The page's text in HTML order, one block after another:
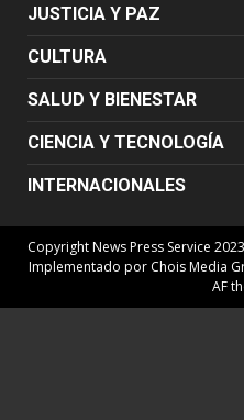
JUSTICIA Y PAZ
CULTURA
SALUD Y BIENESTAR
CIENCIA Y TECNOLOGÍA
INTERNACIONALES
Copyright News Press Service
Implementado por Chois Media
AF